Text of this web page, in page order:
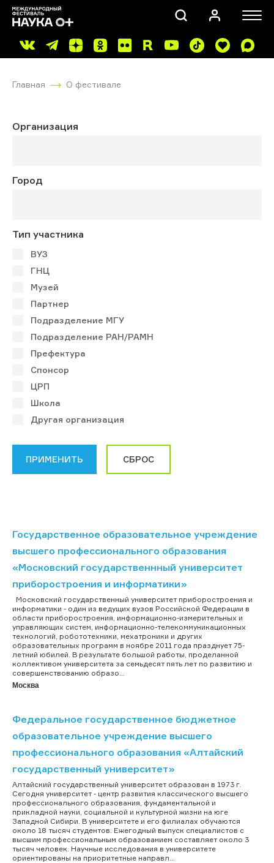
Главная О фестивале
Организация
Город
Тип участника
ВУЗ
ГНЦ
Музей
Партнер
Подразделение МГУ
Подразделение РАН/РАМН
Префектура
Спонсор
ЦРП
Школа
Другая организация
Государственное образовательное учреждение
высшего профессионального образования
«Московский государственнный университет
приборостроения и информатики»
Московский государственный университет приборостроения и
информатики - один из ведущих вузов Российской Федерации в
области приборостроения, информационно-измерительных и
управляющих систем, информационно-телекоммуникационных
технологий, робототехники, мехатроники и других
образовательных программ в ноябре 2011 года празднует 75-
летний юбилей. В результате большой работы, проделанной
коллективом университета за семьдесят пять лет по развитию и
совершенствованию образо...
Москва
Федеральное государственное бюджетное
образовательное учреждение высшего
профессионального образования «Алтайский
государственный университет»
Алтайский государственный университет образован в 1973 г.
Сегодня университет - центр развития классического высшего
профессионального образования, фундаментальной и
прикладной науки, социальной и культурной жизни на юге
Западной Сибири. В университете и его филиалах обучаются
около 18 тысяч студентов. Ежегодный выпуск специалистов с
высшим профессиональным образованием составляет около 3
тысяч человек. Научные исследования в университете
ориентированы на приоритетные направл...